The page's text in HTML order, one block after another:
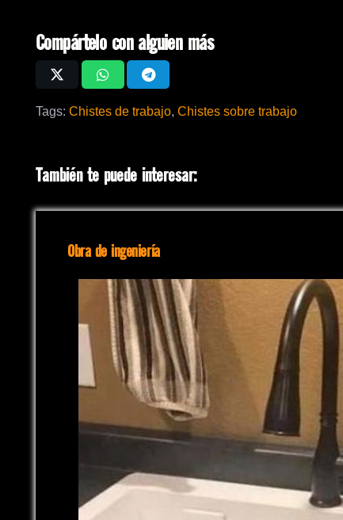
Compártelo con alguien más
Tags: Chistes de trabajo, Chistes sobre trabajo
También te puede interesar:
Obra de ingeniería